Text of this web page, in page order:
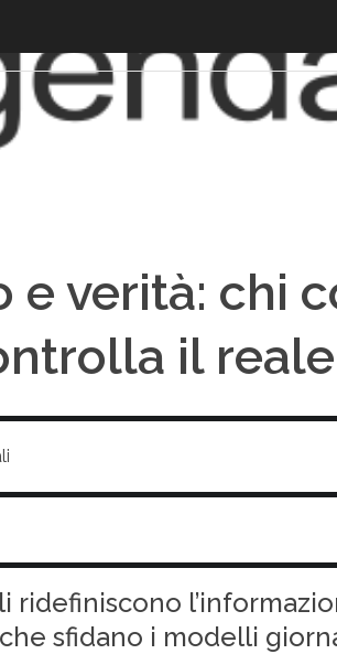
e verità: chi
il reale
ridefiniscono
sfidano i modelli